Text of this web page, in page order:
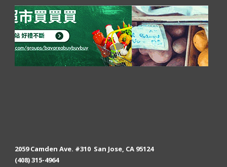
2059 Camden Ave. #310 San Jose, CA 95124
(408) 315-4964